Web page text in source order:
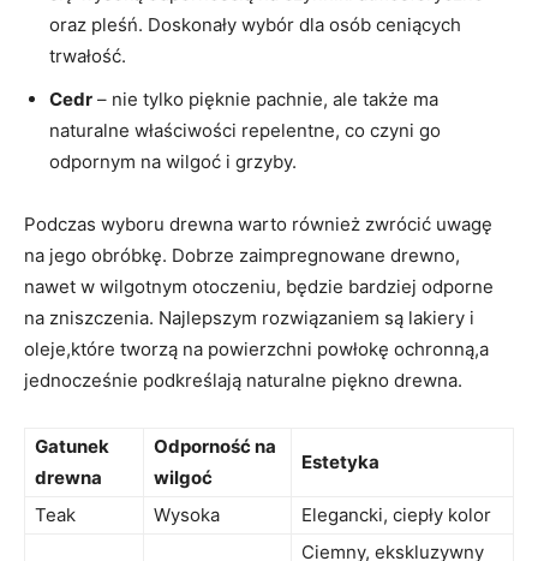
oraz pleśń. Doskonały wybór dla osób ceniących
⁤trwałość.
Cedr – nie ‌tylko pięknie pachnie, ale także ma
naturalne właściwości repelentne,⁣ co czyni go
odpornym⁣ na⁣ wilgoć i grzyby.
Podczas wyboru drewna warto również zwrócić uwagę
na jego obróbkę. Dobrze⁤ zaimpregnowane drewno,
nawet w ⁣wilgotnym‍ otoczeniu, będzie bardziej odporne
na zniszczenia. Najlepszym rozwiązaniem​ są⁣ lakiery i
oleje,które tworzą na⁣ powierzchni powłokę ochronną,a
jednocześnie podkreślają naturalne piękno⁢ drewna.
Gatunek ​
drewna
Odporność na
wilgoć
Estetyka
Teak Wysoka Elegancki, ciepły kolor
Ciemny, ekskluzywny